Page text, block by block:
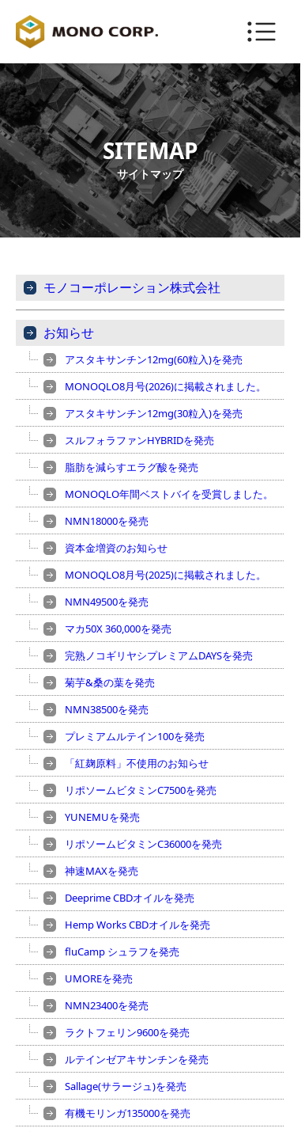
SITEMAP
サイトマップ
モノコーポレーション株式会社
お知らせ
アスタキサンチン12mg(60粒入)を発売
MONOQLO8月号(2026)に掲載されました。
アスタキサンチン12mg(30粒入)を発売
スルフォラファンHYBRIDを発売
脂肪を減らすエラグ酸を発売
MONOQLO年間ベストバイを受賞しました。
NMN18000を発売
資本金増資のお知らせ
MONOQLO8月号(2025)に掲載されました。
NMN49500を発売
マカ50X 360,000を発売
完熟ノコギリヤシプレミアムDAYSを発売
菊芋&桑の葉を発売
NMN38500を発売
プレミアムルテイン100を発売
「紅麹原料」不使用のお知らせ
リポソームビタミンC7500を発売
YUNEMUを発売
リポソームビタミンC36000を発売
神速MAXを発売
Deeprime CBDオイルを発売
Hemp Works CBDオイルを発売
fluCamp シュラフを発売
UMOREを発売
NMN23400を発売
ラクトフェリン9600を発売
ルテインゼアキサンチンを発売
Sallage(サラージュ)を発売
有機モリンガ135000を発売
ENGLISH
お問い合わせ